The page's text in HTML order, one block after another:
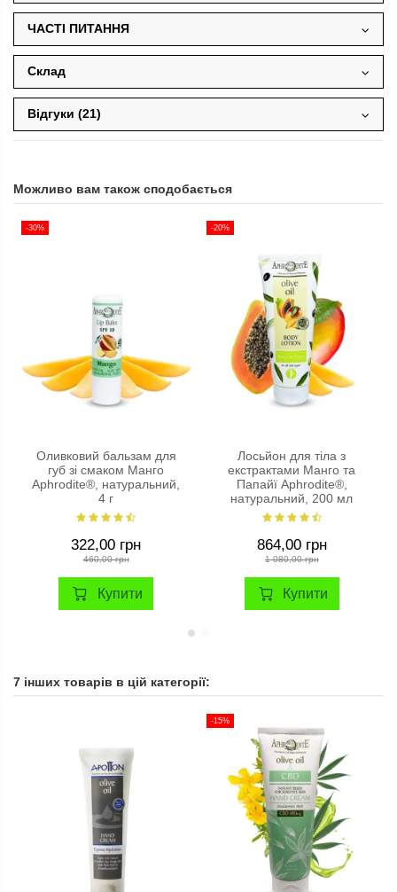
ЧАСТІ ПИТАННЯ
Склад
Відгуки (21)
Можливо вам також сподобається
-30%
Оливковий бальзам для
губ зі смаком Манго
Aphrodite®, натуральний,
4 г
322,00 грн
460,00 грн
Купити
-20%
Лосьйон для тіла з
екстрактами Манго та
Папайї Aphrodite®,
натуральний, 200 мл
864,00 грн
1 080,00 грн
Купити
7 інших товарів в цій категорії:
-15%